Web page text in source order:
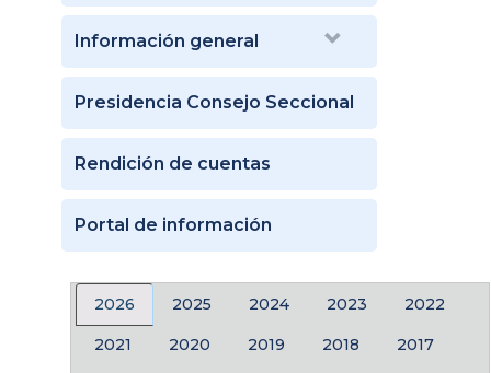
Información general
Presidencia Consejo Seccional
Rendición de cuentas
Portal de información
2026 2025 2024 2023 2022
2021 2020 2019 2018 2017